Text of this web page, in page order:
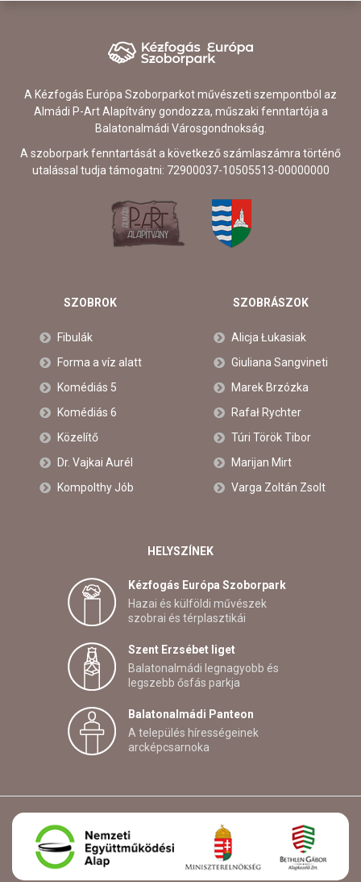
A Kézfogás Európa Szoborparkot művészeti szempontból az
Almádi P-Art Alapítvány gondozza, műszaki fenntartója a
Balatonalmádi Városgondnokság.
A szoborpark fenntartását a következő számlaszámra történő
utalással tudja támogatni: 72900037-10505513-00000000
SZOBROK
Fibulák
Forma a víz alatt
Komédiás 5
Komédiás 6
Közelítő
Dr. Vajkai Aurél
Kompolthy Jób
SZOBRÁSZOK
Alicja Łukasiak
Giuliana Sangvineti
Marek Brzózka
Rafał Rychter
Túri Török Tibor
Marijan Mirt
Varga Zoltán Zsolt
HELYSZÍNEK
Kézfogás Európa Szoborpark
Hazai és külföldi művészek
szobrai és térplasztikái
Szent Erzsébet liget
Balatonalmádi legnagyobb és
legszebb ősfás parkja
Balatonalmádi Panteon
A település hírességeinek
arcképcsarnoka